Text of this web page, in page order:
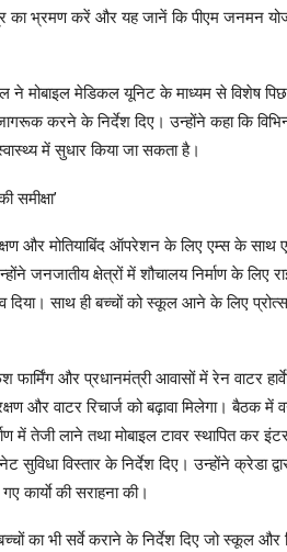
का भ्रमण करें और यह जानें कि पीएम जनमन
ने मोबाइल मेडिकल यूनिट के माध्यम से विशेष
करने के निर्देश दिए। उन्होंने कहा कि
में सुधार किया जा सकता है।
और मोतियाबिंद ऑपरेशन के लिए एम्स के
जनजातीय क्षेत्रों में शौचालय निर्माण के लिए
साथ ही बच्चों को स्कूल आने के लिए
फार्मिंग और प्रधानमंत्री आवासों में रेन वाटर
वाटर रिचार्ज को बढ़ावा मिलेगा। बैठक में वन
में तेजी लाने तथा मोबाइल टावर स्थापित कर
विस्तार के निर्देश दिए। उन्होंने क्रेडा
कार्याे की सराहना की।
का भी सर्वे कराने के निर्देश दिए जो स्कूल